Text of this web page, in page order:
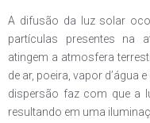
A difusão da luz solar
partículas presentes na
atingem a atmosfera
de ar, poeira, vapor d’água
dispersão faz com que a
resultando em uma